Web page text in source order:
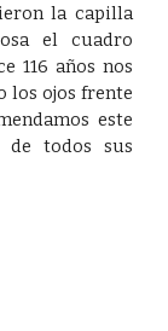
la capilla
el cuadro
116 años nos
los ojos frente
este
de todos sus